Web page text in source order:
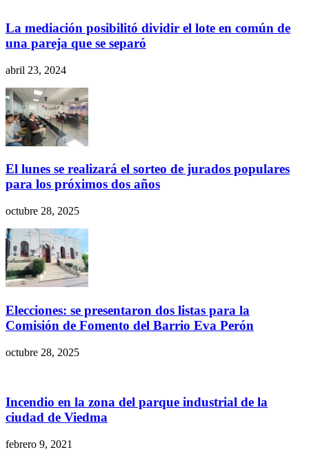
La mediación posibilitó dividir el lote en común de
una pareja que se separó
abril 23, 2024
El lunes se realizará el sorteo de jurados populares
para los próximos dos años
octubre 28, 2025
Elecciones: se presentaron dos listas para la
Comisión de Fomento del Barrio Eva Perón
octubre 28, 2025
Incendio en la zona del parque industrial de la
ciudad de Viedma
febrero 9, 2021